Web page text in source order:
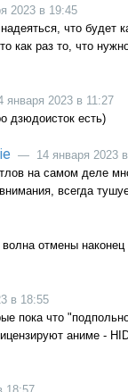
2023 в 19:45
что будет
как раз то, что
2023 в 11:27
дзюдоисток есть)
— 14 января 2023
на самом деле
всегда
отмены
в 18:55
пока что
аниме -